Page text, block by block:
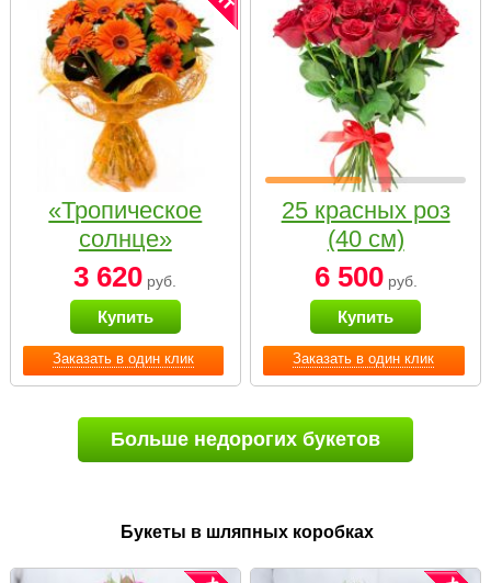
Заказать в один клик
«Тропическое
солнце»
3 620 руб.
Купить
Заказать в один клик
25 красных роз
(40 см)
6 500руб.
Купить
Больше недорогих букетов
Букеты в шляпных коробках